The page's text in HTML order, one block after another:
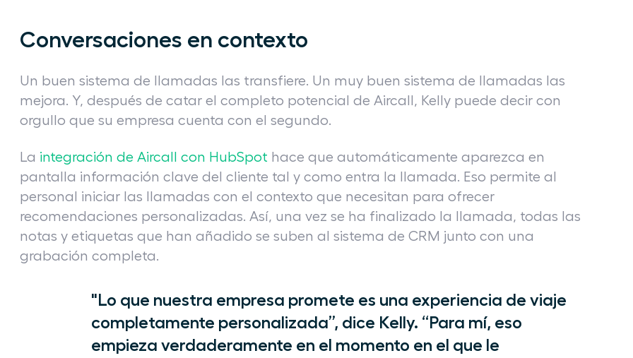
Conversaciones en contexto
Un buen sistema de llamadas las transfiere. Un muy buen sistema de llamadas las
mejora. Y, después de catar el completo potencial de Aircall, Kelly puede decir con
orgullo que su empresa cuenta con el segundo.
La integración de Aircall con HubSpot hace que automáticamente aparezca en
pantalla información clave del cliente tal y como entra la llamada. Eso permite al
personal iniciar las llamadas con el contexto que necesitan para ofrecer
recomendaciones personalizadas. Así, una vez se ha finalizado la llamada, todas las
notas y etiquetas que han añadido se suben al sistema de CRM junto con una
grabación completa.
"Lo que nuestra empresa promete es una experiencia de viaje
completamente personalizada”, dice Kelly. “Para mí, eso
empieza verdaderamente en el momento en el que le